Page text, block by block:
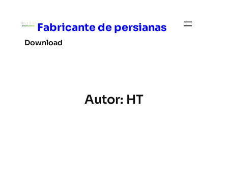
Fabricante de persianas
Download
Autor: HT